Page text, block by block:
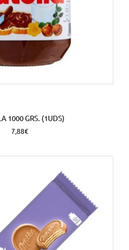
1000 GRS. (1UDS)
7,88€